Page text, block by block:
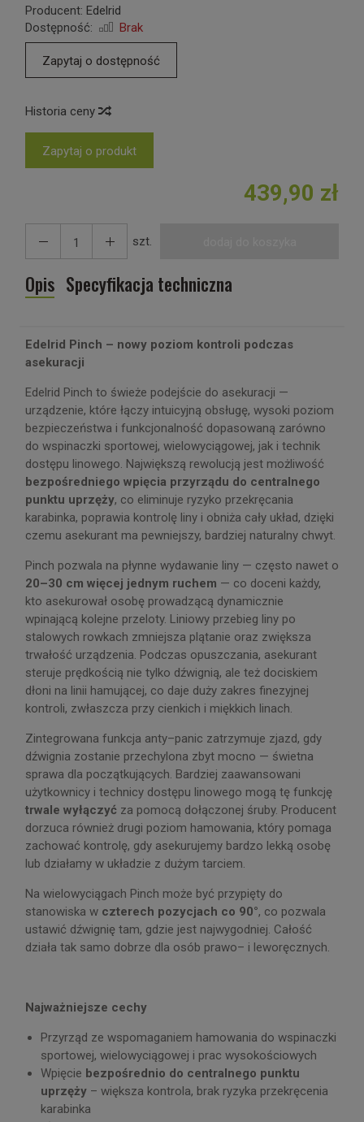
Producent: Edelrid
Dostępność:
Brak
Zapytaj o dostępność
Historia ceny
Zapytaj o produkt
439,90 zł
szt.
Opis Specyfikacja techniczna
Edelrid Pinch – nowy poziom kontroli podczas
asekuracji
Edelrid Pinch to świeże podejście do asekuracji —
urządzenie, które łączy intuicyjną obsługę, wysoki poziom
bezpieczeństwa i funkcjonalność dopasowaną zarówno
do wspinaczki sportowej, wielowyciągowej, jak i technik
dostępu linowego. Największą rewolucją jest możliwość
bezpośredniego wpięcia przyrządu do centralnego
punktu uprzęży, co eliminuje ryzyko przekręcania
karabinka, poprawia kontrolę liny i obniża cały układ, dzięki
czemu asekurant ma pewniejszy, bardziej naturalny chwyt.
Pinch pozwala na płynne wydawanie liny — często nawet o
20–30 cm więcej jednym ruchem — co doceni każdy,
kto asekurował osobę prowadzącą dynamicznie
wpinającą kolejne przeloty. Liniowy przebieg liny po
stalowych rowkach zmniejsza plątanie oraz zwiększa
trwałość urządzenia. Podczas opuszczania, asekurant
steruje prędkością nie tylko dźwignią, ale też dociskiem
dłoni na linii hamującej, co daje duży zakres finezyjnej
kontroli, zwłaszcza przy cienkich i miękkich linach.
Zintegrowana funkcja anty–panic zatrzymuje zjazd, gdy
dźwignia zostanie przechylona zbyt mocno — świetna
sprawa dla początkujących. Bardziej zaawansowani
użytkownicy i technicy dostępu linowego mogą tę funkcję
trwale wyłączyć za pomocą dołączonej śruby. Producent
dorzuca również drugi poziom hamowania, który pomaga
zachować kontrolę, gdy asekurujemy bardzo lekką osobę
lub działamy w układzie z dużym tarciem.
Na wielowyciągach Pinch może być przypięty do
stanowiska w czterech pozycjach co 90°, co pozwala
ustawić dźwignię tam, gdzie jest najwygodniej. Całość
działa tak samo dobrze dla osób prawo– i leworęcznych.
Najważniejsze cechy
Przyrząd ze wspomaganiem hamowania do wspinaczki
sportowej, wielowyciągowej i prac wysokościowych
Wpięcie bezpośrednio do centralnego punktu
uprzęży – większa kontrola, brak ryzyka przekręcenia
karabinka